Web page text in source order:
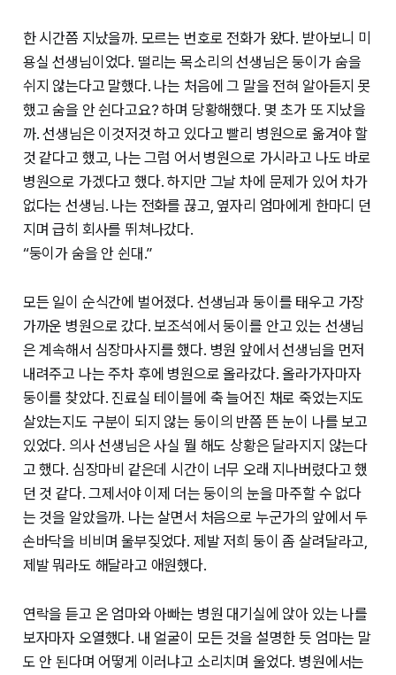
한 시간쯤 지났을까. 모르는 번호로 전화가 왔다. 받아보니 미
용실 선생님이었다. 떨리는 목소리의 선생님은 둥이가 숨을
쉬지 않는다고 말했다. 나는 처음에 그 말을 전혀 알아듣지 못
했고 숨을 안 쉰다고요? 하며 당황해했다. 몇 초가 또 지났을
까. 선생님은 이것저것 하고 있다고 빨리 병원으로 옮겨야 할
것 같다고 했고, 나는 그럼 어서 병원으로 가시라고 나도 바로
병원으로 가겠다고 했다. 하지만 그날 차에 문제가 있어 차가
없다는 선생님. 나는 전화를 끊고, 옆자리 엄마에게 한마디 던
지며 급히 회사를 뛰쳐나갔다.
“둥이가 숨을 안 쉰대.”
모든 일이 순식간에 벌어졌다. 선생님과 둥이를 태우고 가장
가까운 병원으로 갔다. 보조석에서 둥이를 안고 있는 선생님
은 계속해서 심장마사지를 했다. 병원 앞에서 선생님을 먼저
내려주고 나는 주차 후에 병원으로 올라갔다. 올라가자마자
둥이를 찾았다. 진료실 테이블에 축 늘어진 채로 죽었는지도
살았는지도 구분이 되지 않는 둥이의 반쯤 뜬 눈이 나를 보고
있었다. 의사 선생님은 사실 뭘 해도 상황은 달라지지 않는다
고 했다. 심장마비 같은데 시간이 너무 오래 지나버렸다고 했
던 것 같다. 그제서야 이제 더는 둥이의 눈을 마주할 수 없다
는 것을 알았을까. 나는 살면서 처음으로 누군가의 앞에서 두
손바닥을 비비며 울부짖었다. 제발 저희 둥이 좀 살려달라고,
제발 뭐라도 해달라고 애원했다.
연락을 듣고 온 엄마와 아빠는 병원 대기실에 앉아 있는 나를
보자마자 오열했다. 내 얼굴이 모든 것을 설명한 듯 엄마는 말
도 안 된다며 어떻게 이러냐고 소리치며 울었다. 병원에서는